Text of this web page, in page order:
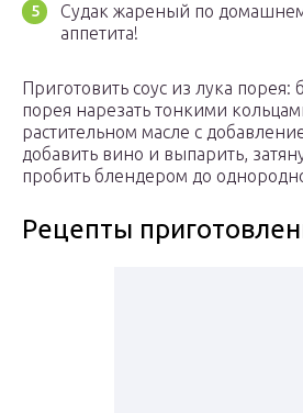
Судак жареный по
аппетита!
Приготовить соус из лука порея:
порея нарезать тонкими
растительном масле с
добавить вино и выпарить,
пробить блендером до
Рецепты